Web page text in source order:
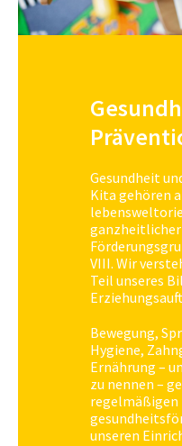
Gesundheit
Kita gehören
ganzheitlicher
VIII. Wir
Teil unseres
Bewegung,
Hygiene,
Ernährung –
zu nennen –
regelmäßigen
unseren